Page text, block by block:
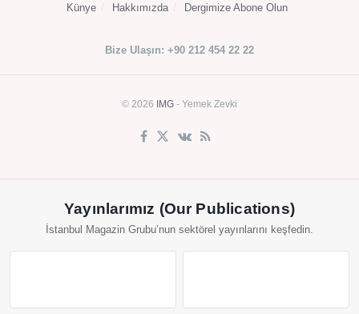
Künye Hakkımızda Dergimize Abone Olun
Bize Ulaşın: +90 212 454 22 22
© 2026 IMG - Yemek Zevki
Yayınlarımız (Our Publications)
İstanbul Magazin Grubu’nun sektörel yayınlarını keşfedin.